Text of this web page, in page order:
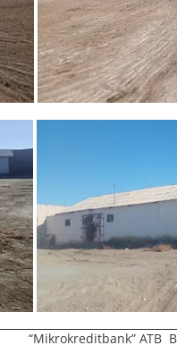
“Mikrokreditbank” ATB